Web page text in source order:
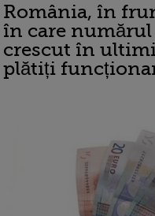
România, în
în care
crescut în
plătiți